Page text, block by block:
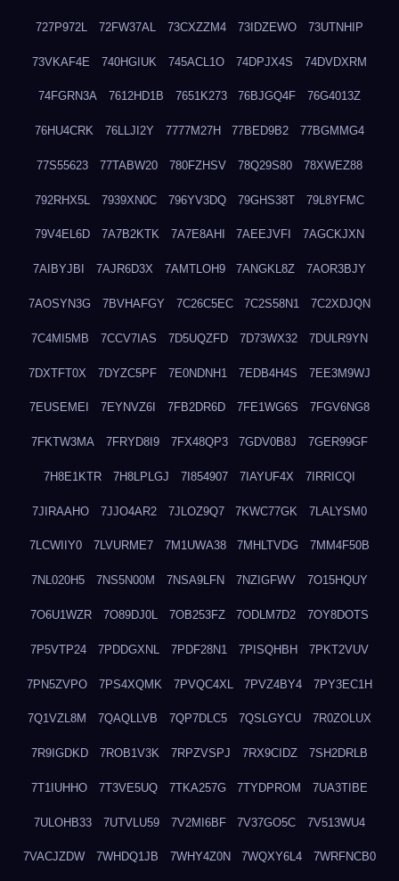
727P972L 72FW37AL 73CXZZM4 73IDZEWO 73UTNHIP
73VKAF4E 740HGIUK 745ACL1O 74DPJX4S 74DVDXRM
74FGRN3A 7612HD1B 7651K273 76BJGQ4F 76G4013Z
76HU4CRK 76LLJI2Y 7777M27H 77BED9B2 77BGMMG4
77S55623 77TABW20 780FZHSV 78Q29S80 78XWEZ88
792RHX5L 7939XN0C 796YV3DQ 79GHS38T 79L8YFMC
79V4EL6D 7A7B2KTK 7A7E8AHI 7AEEJVFI 7AGCKJXN
7AIBYJBI 7AJR6D3X 7AMTLOH9 7ANGKL8Z 7AOR3BJY
7AOSYN3G 7BVHAFGY 7C26C5EC 7C2S58N1 7C2XDJQN
7C4MI5MB 7CCV7IAS 7D5UQZFD 7D73WX32 7DULR9YN
7DXTFT0X 7DYZC5PF 7E0NDNH1 7EDB4H4S 7EE3M9WJ
7EUSEMEI 7EYNVZ6I 7FB2DR6D 7FE1WG6S 7FGV6NG8
7FKTW3MA 7FRYD8I9 7FX48QP3 7GDV0B8J 7GER99GF
7H8E1KTR 7H8LPLGJ 7I854907 7IAYUF4X 7IRRICQI
7JIRAAHO 7JJO4AR2 7JLOZ9Q7 7KWC77GK 7LALYSM0
7LCWIIY0 7LVURME7 7M1UWA38 7MHLTVDG 7MM4F50B
7NL020H5 7NS5N00M 7NSA9LFN 7NZIGFWV 7O15HQUY
7O6U1WZR 7O89DJ0L 7OB253FZ 7ODLM7D2 7OY8DOTS
7P5VTP24 7PDDGXNL 7PDF28N1 7PISQHBH 7PKT2VUV
7PN5ZVPO 7PS4XQMK 7PVQC4XL 7PVZ4BY4 7PY3EC1H
7Q1VZL8M 7QAQLLVB 7QP7DLC5 7QSLGYCU 7R0ZOLUX
7R9IGDKD 7ROB1V3K 7RPZVSPJ 7RX9CIDZ 7SH2DRLB
7T1IUHHO 7T3VE5UQ 7TKA257G 7TYDPROM 7UA3TIBE
7ULOHB33 7UTVLU59 7V2MI6BF 7V37GO5C 7V513WU4
7VACJZDW 7WHDQ1JB 7WHY4Z0N 7WQXY6L4 7WRFNCB0